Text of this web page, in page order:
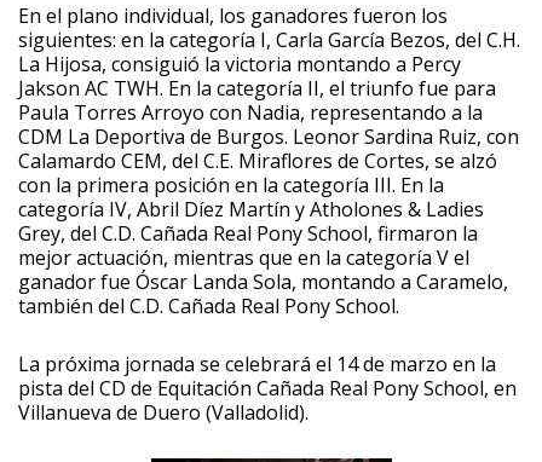
En el plano individual, los ganadores fueron los
siguientes: en la categoría I, Carla García Bezos, del C.H.
La Hijosa, consiguió la victoria montando a Percy
Jakson AC TWH. En la categoría II, el triunfo fue para
Paula Torres Arroyo con Nadia, representando a la
CDM La Deportiva de Burgos. Leonor Sardina Ruiz, con
Calamardo CEM, del C.E. Miraflores de Cortes, se alzó
con la primera posición en la categoría III. En la
categoría IV, Abril Díez Martín y Atholones & Ladies
Grey, del C.D. Cañada Real Pony School, firmaron la
mejor actuación, mientras que en la categoría V el
ganador fue Óscar Landa Sola, montando a Caramelo,
también del C.D. Cañada Real Pony School.
La próxima jornada se celebrará el 14 de marzo en la
pista del CD de Equitación Cañada Real Pony School, en
Villanueva de Duero (Valladolid).